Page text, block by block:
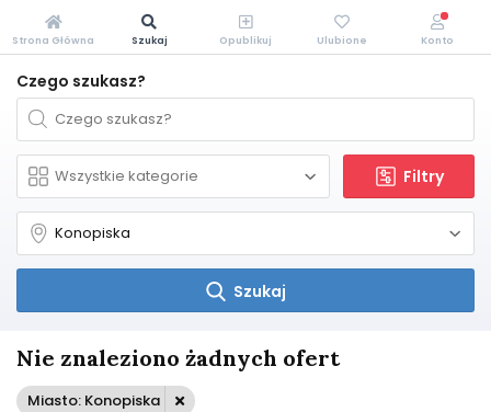
Czego szukasz?
Filtry
Szukaj
Nie znaleziono żadnych ofert
Miasto: Konopiska
Strona Główna Szukaj Opublikuj Ulubione Konto